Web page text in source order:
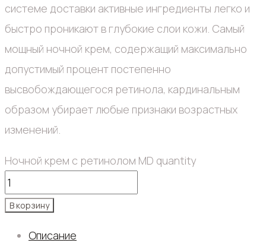
системе доставки активные ингредиенты легко и
быстро проникают в глубокие слои кожи. Самый
мощный ночной крем, содержащий максимально
допустимый процент постепенно
высвобождающегося ретинола, кардинальным
образом убирает любые признаки возрастных
изменений.
Ночной крем с ретинолом MD quantity
В корзину
Описание